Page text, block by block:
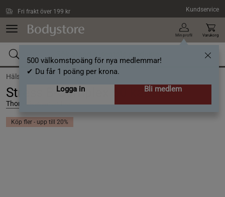
Fri frakt över 199 kr Kundservice
Min profil
500 välkomstpoäng för nya medlemmar!
✔ Du får 1 poäng per krona.
Logga in
Bli medlem
Varukorg
Hälsa / Vitaminer /B-vitamin
Stress B-Complex 60 kapslar
Thorne Research Inc.
Köp fler - upp till 20%